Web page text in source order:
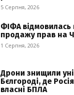
5 Серпня, 2026
ФІФА відмовилась
продажу прав на
1 Серпня, 2026
Дрони знищили
Бєлгороді, де
власні БПЛА